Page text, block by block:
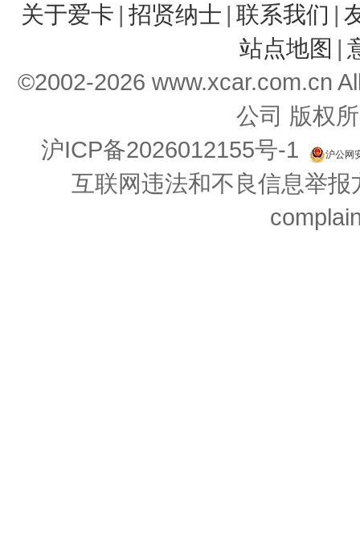
关于爱卡 | 招贤纳士 | 联系我们 |
站点地图 |
©2002-2026 www.xcar.com.cn
公司 版权
沪ICP备2026012155号-1
沪公网
互联网违法和不良信息举